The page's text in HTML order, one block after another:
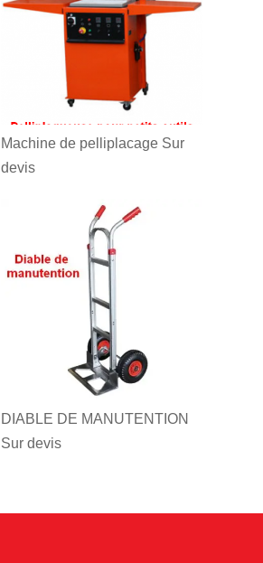
Machine de pelliplacage Sur
devis
DIABLE DE MANUTENTION
Sur devis